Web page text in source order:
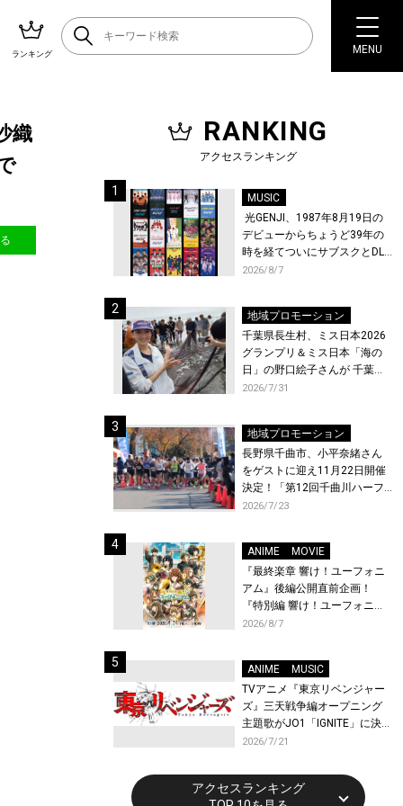
ランキング MENU
織
RANKING
アクセスランキング
MUSIC
光GENJI、1987年8月19日の
デビューからちょうど39年の
時を経てついにサブスクとDL
配信が解禁！
2026/8/7
地域プロモーション
千葉県長生村、ミス日本2026
グランプリ＆ミス日本「海の
日」の野口絵子さんが 千葉県
唯一の村・長生村で地引網を
2026/7/31
地域プロモーション
長野県千曲市、小平奈緒さん
をゲストに迎え11月22日開催
決定！「第12回千曲川ハーフ
マラソン」エントリー受付開
2026/7/23
ANIME
MOVIE
『最終楽章 響け！ユーフォニ
アム』後編公開直前企画！
『特別編 響け！ユーフォニア
ム〜アンサンブルコンテス
映が決定！
2026/8/7
ANIME
MUSIC
TVアニメ『東京リベンジャー
ズ』三天戦争編オープニング
主題歌がJO1「IGNITE」に決
定！メンバー全員から喜びと
トが到着！9月に東京・大阪で
先行上映会を開催！
2026/7/21
アクセスランキング